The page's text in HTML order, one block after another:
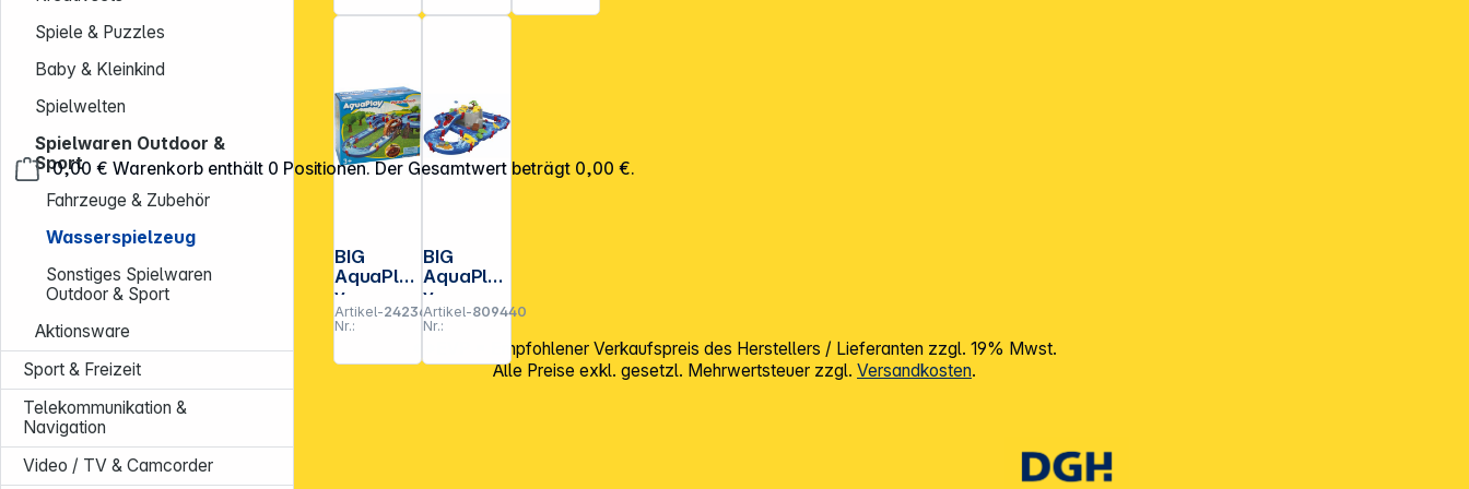
0,00 € Warenkorb enthält 0 Positionen. Der Gesamtwert beträgt 0,00 €.
Spiele & Puzzles
Baby & Kleinkind
Spielwelten
Spielwaren Outdoor &
Sport
Fahrzeuge & Zubehör
Wasserspielzeug
Sonstiges Spielwaren
Outdoor & Sport
Aktionsware
Sport & Freizeit
Telekommunikation &
Navigation
Video / TV & Camcorder
Matschb
BIG
AquaPla
y
WaterWh
eel
Artikel-
Nr.:
242365
BIG
AquaPla
y
Mountain
Lake
Artikel-
Nr.:
809440
**EVP = Empfohlener Verkaufspreis des Herstellers / Lieferanten zzgl. 19% Mwst.
Alle Preise exkl. gesetzl. Mehrwertsteuer zzgl. Versandkosten.